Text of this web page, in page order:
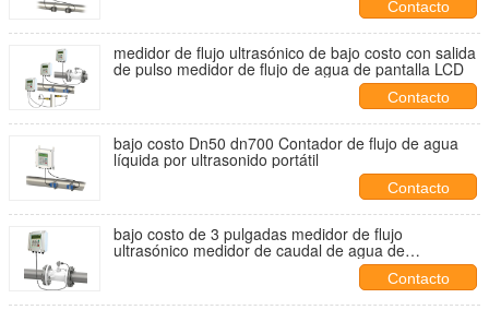
Contacto
medidor de flujo ultrasónico de bajo costo con salida
de pulso medidor de flujo de agua de pantalla LCD
Contacto
bajo costo Dn50 dn700 Contador de flujo de agua
líquida por ultrasonido portátil
Contacto
bajo costo de 3 pulgadas medidor de flujo
ultrasónico medidor de caudal de agua de
Contacto